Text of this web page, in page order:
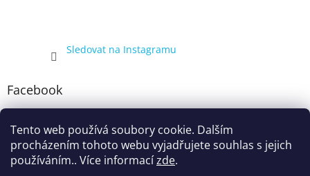
Tento web používá soubory cookie. Dalším
procházením tohoto webu vyjadřujete souhlas s jejich
používáním.. Více informacízde.
Sledovat na Instagramu
Facebook